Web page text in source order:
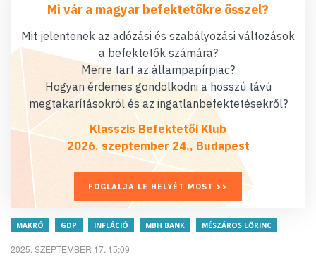
Mi vár a magyar befektetőkre ősszel?
Mit jelentenek az adózási és szabályozási változások
a befektetők számára?
Merre tart az állampapírpiac?
Hogyan érdemes gondolkodni a hosszú távú
megtakarításokról és az ingatlanbefektetésekről?
Klasszis Befektetői Klub
2026. szeptember 24., Budapest
FOGLALJA LE HELYÉT MOST >>
MAKRÓ GDP INFLÁCIÓ MBH BANK MÉSZÁROS LŐRINC
2025. SZEPTEMBER 17. 15:09